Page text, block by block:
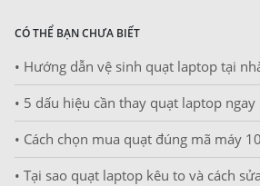
CÓ THỂ BẠN CHƯA BIẾT
• Hướng dẫn vệ sinh quạt laptop tại
• 5 dấu hiệu cần thay quạt laptop ngay
• Cách chọn mua quạt đúng mã máy
• Tại sao quạt laptop kêu to và cách sửa